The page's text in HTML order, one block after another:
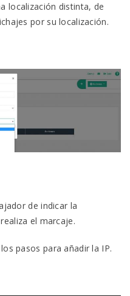
localización distinta, de
por su localización.
de indicar la
el marcaje.
pasos para añadir la IP.